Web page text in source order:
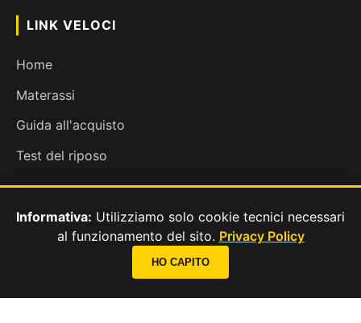
LINK VELOCI
Home
Materassi
Guida all'acquisto
Test del riposo
CONTATTI
Informativa: Utilizziamo solo cookie tecnici necessari
al funzionamento del sito. Privacy Policy
HO CAPITO